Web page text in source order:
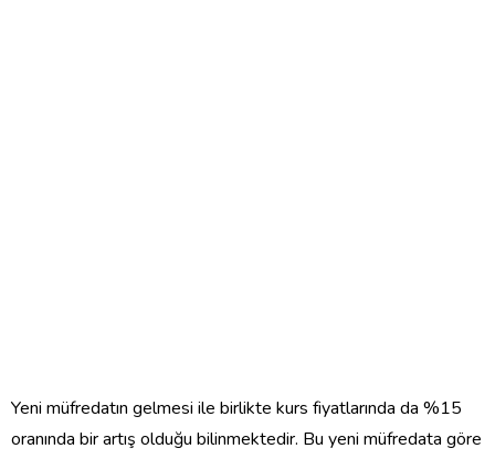
Yeni müfredatın gelmesi ile birlikte kurs fiyatlarında da %15
oranında bir artış olduğu bilinmektedir. Bu yeni müfredata göre